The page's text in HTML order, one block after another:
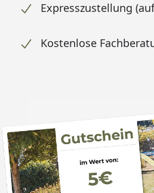
Expresszustellung
Kostenlose